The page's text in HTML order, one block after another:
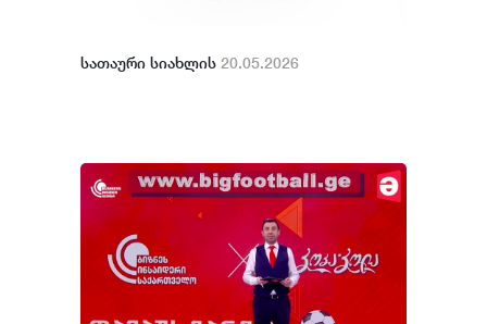
სათაური სიახლის 20.05.2026